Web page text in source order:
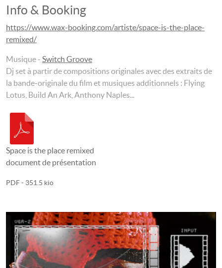
Info & Booking
https://www.wax-booking.com/artiste/space-is-the-place-
remixed/
Musique - Switch Groove
Dj set à partir de compositions originales avec des extraits de
la bande-originale du film et musiques additionnels : Flying
Lotus, Build An Ark, Anthony Naples...
Space is the place remixed
document de présentation
PDF- 351.5 kio